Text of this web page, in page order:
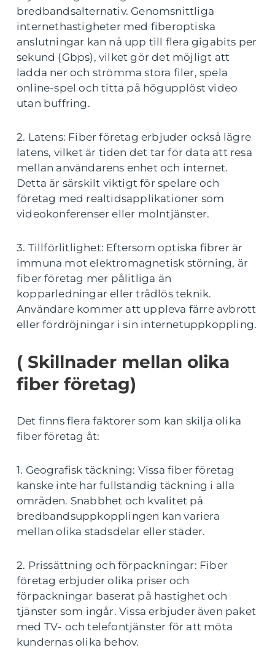
bredbandsalternativ. Genomsnittliga
internethastigheter med fiberoptiska
anslutningar kan nå upp till flera gigabits per
sekund (Gbps), vilket gör det möjligt att
ladda ner och strömma stora filer, spela
online-spel och titta på högupplöst video
utan buffring.
2. Latens: Fiber företag erbjuder också lägre
latens, vilket är tiden det tar för data att resa
mellan användarens enhet och internet.
Detta är särskilt viktigt för spelare och
företag med realtidsapplikationer som
videokonferenser eller molntjänster.
3. Tillförlitlighet: Eftersom optiska fibrer är
immuna mot elektromagnetisk störning, är
fiber företag mer pålitliga än
kopparledningar eller trådlös teknik.
Användare kommer att uppleva färre avbrott
eller fördröjningar i sin internetuppkoppling.
( Skillnader mellan olika
fiber företag)
Det finns flera faktorer som kan skilja olika
fiber företag åt:
1. Geografisk täckning: Vissa fiber företag
kanske inte har fullständig täckning i alla
områden. Snabbhet och kvalitet på
bredbandsuppkopplingen kan variera
mellan olika stadsdelar eller städer.
2. Prissättning och förpackningar: Fiber
företag erbjuder olika priser och
förpackningar baserat på hastighet och
tjänster som ingår. Vissa erbjuder även paket
med TV- och telefontjänster för att möta
kundernas olika behov.